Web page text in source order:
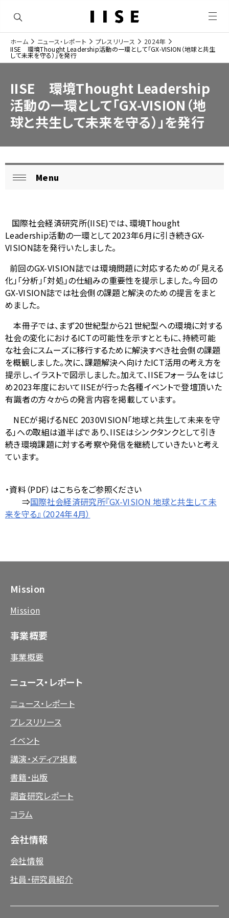
メ
ュ
を
く
ナ
ゲ
ー
シ
ョ
ン
サ
内
の
現
在
表
し
て
い
ま
す
。
ホーム ニュース・レポート プレスリリース
2024年
IISE 環境Thought Leadership活動の一環として「GX-VISION（地球と共生
して未来を守る）」を発行
IISE 環境Thought Leadership
活動の一環として「GX-VISION（地
球と共生して未来を守る）」を発行
ロ
カ
ル
ナ
ビ
ゲ
ー
シ
ョ
ン
Menu
国際社会経済研究所(IISE)では、環境Thought
Leadership活動の一環として2023年6月に引き続きGX-
VISION誌を発行いたしました。
前回のGX-VISION誌では環境問題に対応するための「見える
化」「分析」「対処」の仕組みの重要性を提示しました。今回の
GX-VISION誌では社会側の課題と解決のための提言をまと
めました。
本冊子では、まず20世紀型から21世紀型への環境に対する
社会の変化におけるICTの可能性を示すとともに、持続可能
な社会にスムーズに移行するために解決すべき社会側の課題
を概観しました。次に、課題解決へ向けたICT活用の考え方を
提示し、イラストで図示しました。加えて、IISEフォーラムをはじ
め2023年度においてIISEが行った各種イベントで登壇頂いた
有識者の方々からの発言内容を掲載しています。
NECが掲げるNEC 2030VISION「地球と共生して未来を守
る」への取組は道半ばであり、IISEはシンクタンクとして引き
続き環境課題に対する考察や発信を継続していきたいと考え
ています。
・資料（PDF）はこちらをご参照ください
⇒国際社会経済研究所『GX-VISION 地球と共生して未
来を守る』（2024年4月）
Mission
Mission
事業概要
事業概要
ニュース・レポート
ニュース・レポート
プレスリリース
イベント
講演・メディア掲載
書籍・出版
調査研究レポート
コラム
会社情報
会社情報
社員・研究員紹介